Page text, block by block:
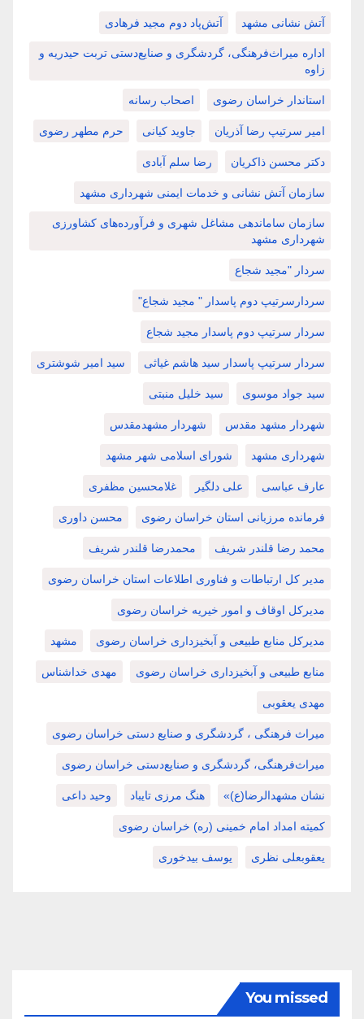
آتش نشانی مشهد آتش‌پاد دوم مجید فرهادی
اداره میراث‌فرهنگی، گردشگری و صنایع‌دستی تربت حیدریه و
زاوه
استاندار خراسان رضوی اصحاب رسانه
امیر سرتیپ رضا آذریان جاوید کیانی حرم مطهر رضوی
دکتر محسن ذاکریان رضا سلم آبادی
سازمان آتش نشانی و خدمات ایمنی شهرداری مشهد
سازمان ساماندهی مشاغل شهری و فرآورده‌های کشاورزی
شهرداری مشهد
سردار "مجید شجاع
سردارسرتیپ دوم پاسدار " مجید شجاع"
سردار سرتیپ دوم پاسدار مجید شجاع
سردار سرتیپ پاسدار سید هاشم غیاثی سید امیر شوشتری
سید جواد موسوی سید خلیل منبتی
شهردار مشهد مقدس شهردار مشهدمقدس
شهرداری مشهد شورای اسلامی شهر مشهد
عارف عباسی علی دلگیر غلامحسین مظفری
فرمانده مرزبانی استان خراسان رضوی محسن داوری
محمد رضا قلندر شریف محمدرضا قلندر شریف
مدیر کل ارتباطات و فناوری اطلاعات استان خراسان رضوی
مدیرکل اوقاف و امور خیریه خراسان رضوی
مدیرکل منابع طبیعی و آبخیزداری خراسان رضوی مشهد
منابع طبیعی و آبخیزداری خراسان رضوی مهدی خداشناس
مهدی یعقوبی
میراث فرهنگی ، گردشگری و صنایع دستی خراسان رضوی
میراث‌فرهنگی، گردشگری و صنایع‌دستی خراسان رضوی
نشان مشهدالرضا(ع)» هنگ مرزی تایباد وحید داعی
کمیته امداد امام خمینی (ره) خراسان رضوی
یعقوبعلی نظری یوسف بیدخوری
You missed